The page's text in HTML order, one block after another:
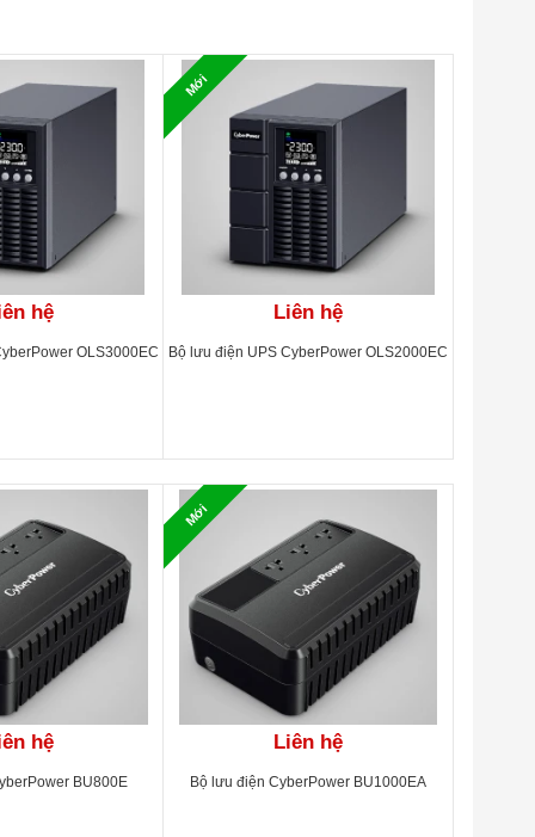
Dải điện áp đầu vào rộng
hệ
OLS3000EC
Mới
Liên hệ
Bộ lưu điện UPS CyberPower OLS2000EC
hệ
BU800E
Mới
Liên hệ
Bộ lưu điện CyberPower BU1000EA